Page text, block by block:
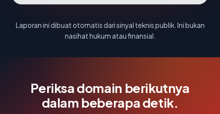
Laporan ini dibuat otomatis dari sinyal teknis publik. Ini bukan
nasihat hukum atau finansial.
Periksa domain berikutnya
dalam beberapa detik.